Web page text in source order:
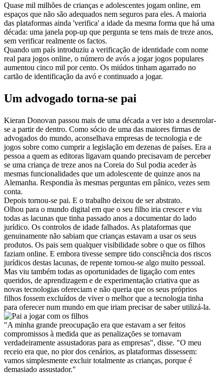
Quase mil milhões de crianças e adolescentes jogam online, em
espaços que não são adequados nem seguros para eles. A maioria
das plataformas ainda 'verifica' a idade da mesma forma que há uma
década: uma janela pop-up que pergunta se tens mais de treze anos,
sem verificar realmente os factos.
Quando um país introduziu a verificação de identidade com nome
real para jogos online, o número de avós a jogar jogos populares
aumentou cinco mil por cento. Os miúdos tinham agarrado no
cartão de identificação da avó e continuado a jogar.
Um advogado torna-se pai
Kieran Donovan passou mais de uma década a ver isto a desenrolar-
se a partir de dentro. Como sócio de uma das maiores firmas de
advogados do mundo, aconselhava empresas de tecnologia e de
jogos sobre como cumprir a legislação em dezenas de países. Era a
pessoa a quem as editoras ligavam quando precisavam de perceber
se uma criança de treze anos na Coreia do Sul podia aceder às
mesmas funcionalidades que um adolescente de quinze anos na
Alemanha. Respondia às mesmas perguntas em pânico, vezes sem
conta.
Depois tornou-se pai. E o trabalho deixou de ser abstrato.
Olhou para o mundo digital em que o seu filho iria crescer e viu
todas as lacunas que tinha passado anos a documentar do lado
jurídico. Os controlos de idade falhados. As plataformas que
genuinamente não sabiam que crianças estavam a usar os seus
produtos. Os pais sem qualquer visibilidade sobre o que os filhos
faziam online. E embora tivesse sempre tido consciência dos riscos
jurídicos destas lacunas, de repente tornou-se algo muito pessoal.
Mas viu também todas as oportunidades de ligação com entes
queridos, de aprendizagem e de experimentação criativa que as
novas tecnologias ofereciam e não queria que os seus próprios
filhos fossem excluídos de viver o melhor que a tecnologia tinha
para oferecer num mundo em que iriam precisar de saber utilizá-la.
"A minha grande preocupação era que estavam a ser feitos
compromissos à medida que as penalizações se tornavam
verdadeiramente assustadoras para as empresas", disse. "O meu
receio era que, no pior dos cenários, as plataformas dissessem:
vamos simplesmente excluir totalmente as crianças, porque é
demasiado assustador."